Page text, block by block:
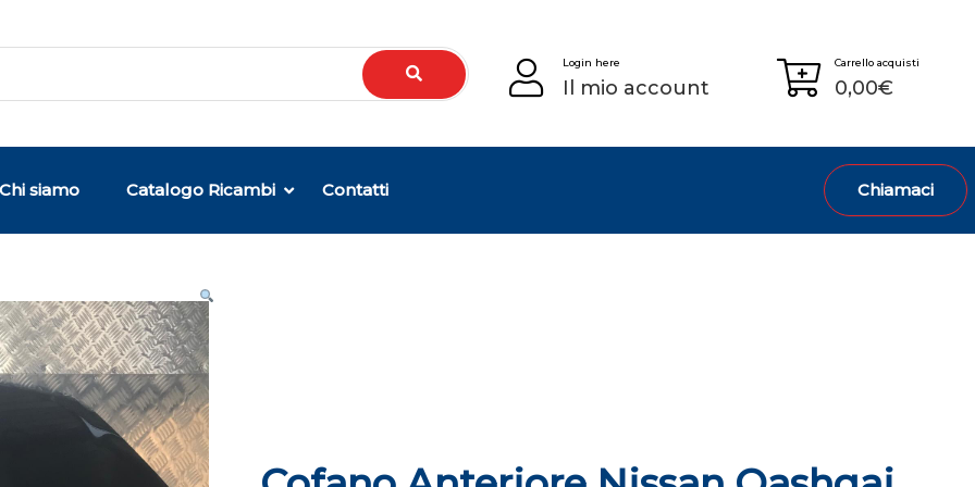
Login here
Il mio account
Carrello acquisti
0,00€
Chi siamo Catalogo Ricambi Contatti Chiamaci